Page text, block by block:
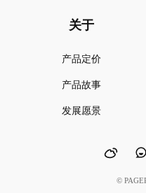
关于
产品定价
产品故事
发展愿景
©